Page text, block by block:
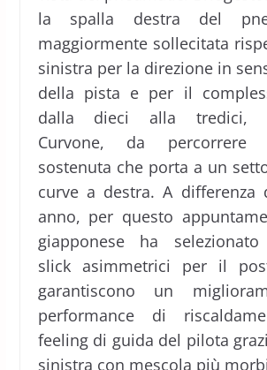
la spalla destra del
maggiormente sollecitata
sinistra per la direzione in
della pista e per il
dalla dieci alla tredici,
Curvone, da percorrere
sostenuta che porta a un
curve a destra. A differenza
anno, per questo
giapponese ha selezionato
slick asimmetrici per il
garantiscono un
performance di
feeling di guida del pilota
sinistra con mescola più